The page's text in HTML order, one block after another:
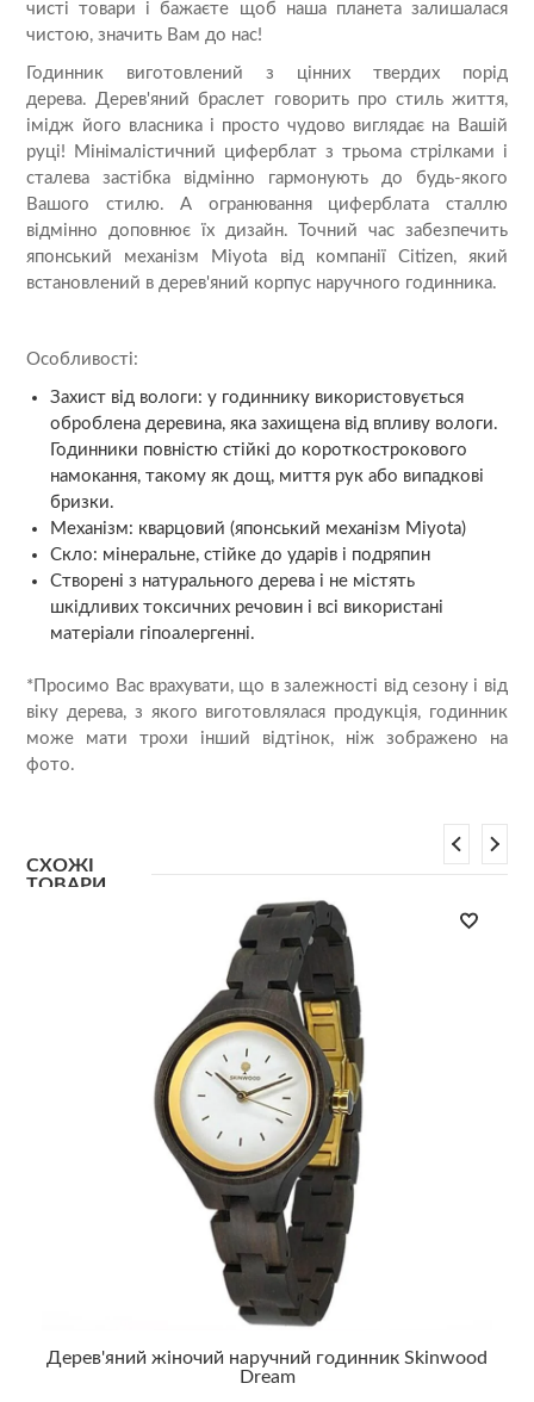
чисті товари і бажаєте щоб наша планета залишалася
чистою, значить Вам до нас!
Годинник виготовлений з цінних твердих порід
дерева. Дерев'яний браслет говорить про стиль життя,
імідж його власника і просто чудово виглядає на Вашій
руці! Мінімалістичний циферблат з трьома стрілками і
сталева застібка відмінно гармонують до будь-якого
Вашого стилю. А огранювання циферблата сталлю
відмінно доповнює їх дизайн. Точний час забезпечить
японський механізм Miyota від компанії Citizen, який
встановлений в дерев'яний корпус наручного годинника.
Особливості:
Захист від вологи: у годиннику використовується
оброблена деревина, яка захищена від впливу вологи.
Годинники повністю стійкі до короткострокового
намокання, такому як дощ, миття рук або випадкові
бризки.
Механізм: кварцовий (японський механізм Miyota)
Скло: мінеральне, стійке до ударів і подряпин
Створені з натурального дерева і не містять
шкідливих токсичних речовин і всі використані
матеріали гіпоалергенні.
*Просимо Вас врахувати, що в залежності від сезону і від
віку дерева, з якого виготовлялася продукція, годинник
може мати трохи інший відтінок, ніж зображено на
фото.
СХОЖІ
ТОВАРИ
Дерев'яний жіночий наручний годинник Skinwood
Dream